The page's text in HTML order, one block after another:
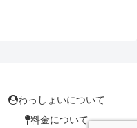
わっしょいについて
料金について